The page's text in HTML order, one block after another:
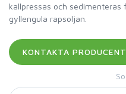
kallpressas och
gyllengula rapsoljan.